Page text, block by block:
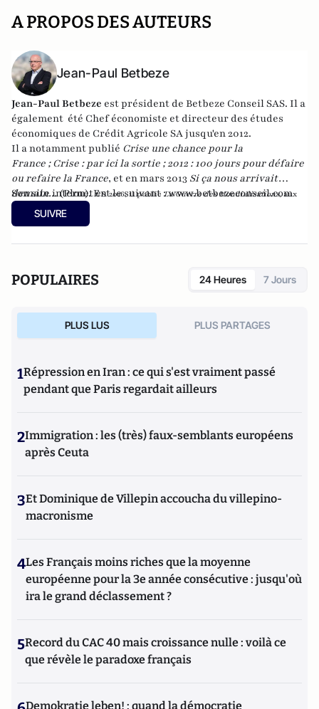
A PROPOS DES AUTEURS
Jean-Paul Betbeze
Jean-Paul Betbeze est président de Betbeze Conseil SAS. Il a
également été Chef économiste et directeur des études
économiques de Crédit Agricole SA jusqu'en 2012.
Il a notamment publié Crise une chance pour la
France ; Crise : par ici la sortie ; 2012 : 100 jours pour défaire
ou refaire la France, et en mars 2013 Si ça nous arrivait
demain...(Plon). En2016, il publie La Guerre des Mondialisations, aux
éditions Economica
et en 2017 "La France, ce malade imaginaire"
chez le même éditeur.
Son site internet est le suivant :www.betbezeconseil.com
SUIVRE
POPULAIRES 24 Heures 7 Jours
PLUS LUS PLUS PARTAGES
1Répression en Iran : ce qui s'est vraiment passé
pendant que Paris regardait ailleurs
2Immigration : les (très) faux-semblants européens
après Ceuta
3Et Dominique de Villepin accoucha du villepino-
macronisme
4Les Français moins riches que la moyenne
européenne pour la 3e année consécutive : jusqu'où
ira le grand déclassement ?
5Record du CAC 40 mais croissance nulle : voilà ce
que révèle le paradoxe français
Demokratie leben! : quand la démocratie